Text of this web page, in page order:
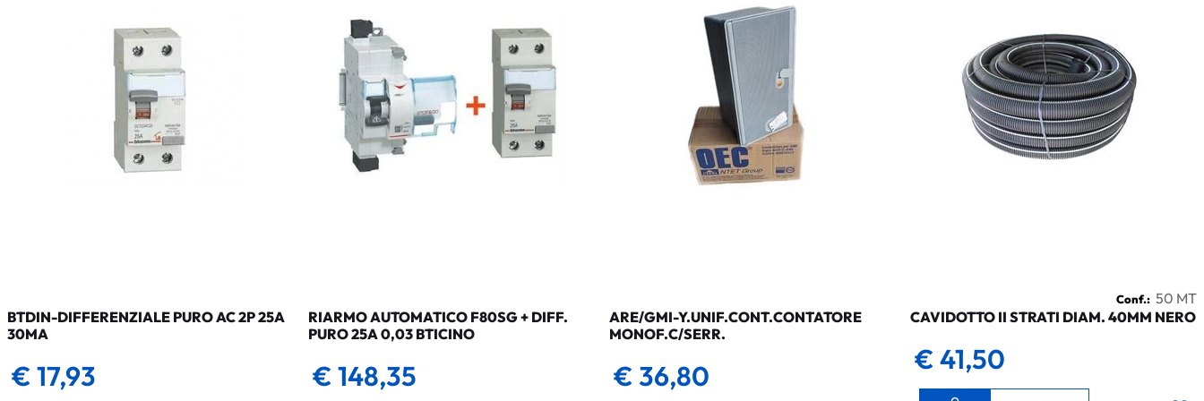
BTDIN-DIFFERENZIALE PURO AC 2P 25A
30MA
€ 17,93
RIARMO AUTOMATICO F80SG + DIFF.
PURO 25A 0,03 BTICINO
€ 148,35
ARE/GMI-Y.UNIF.CONT.CONTATORE
MONOF.C/SERR.
€ 36,80
Conf.: 50 MT
CAVIDOTTO II STRATI DIAM. 40MM NERO
€ 41,50